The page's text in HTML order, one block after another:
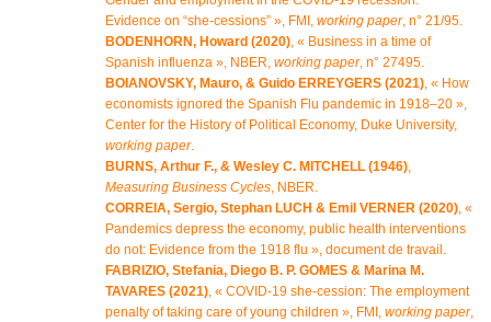
Evidence on “she-cessions” », FMI, working paper, n° 21/95.
BODENHORN, Howard (2020), « Business in a time of
Spanish influenza », NBER, working paper, n° 27495.
BOIANOVSKY, Mauro, & Guido ERREYGERS (2021), « How
economists ignored the Spanish Flu pandemic in 1918–20 »,
Center for the History of Political Economy, Duke University,
working paper.
BURNS, Arthur F., & Wesley C. MITCHELL (1946),
Measuring Business Cycles, NBER.
CORREIA, Sergio, Stephan LUCH & Emil VERNER (2020), «
Pandemics depress the economy, public health interventions
do not: Evidence from the 1918 flu », document de travail.
FABRIZIO, Stefania, Diego B. P. GOMES & Marina M.
TAVARES (2021), « COVID-19 she-cession: The employment
penalty of taking care of young children », FMI, working paper,